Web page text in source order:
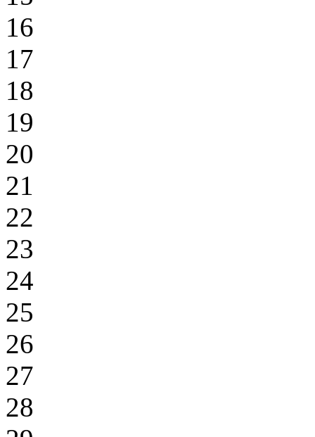
16
17
18
19
20
21
22
23
24
25
26
27
28